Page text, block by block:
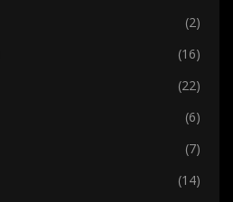
(2)
(16)
(22)
(6)
(7)
(14)